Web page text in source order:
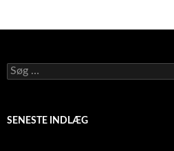
Søg
efter:
SENESTE INDLÆG